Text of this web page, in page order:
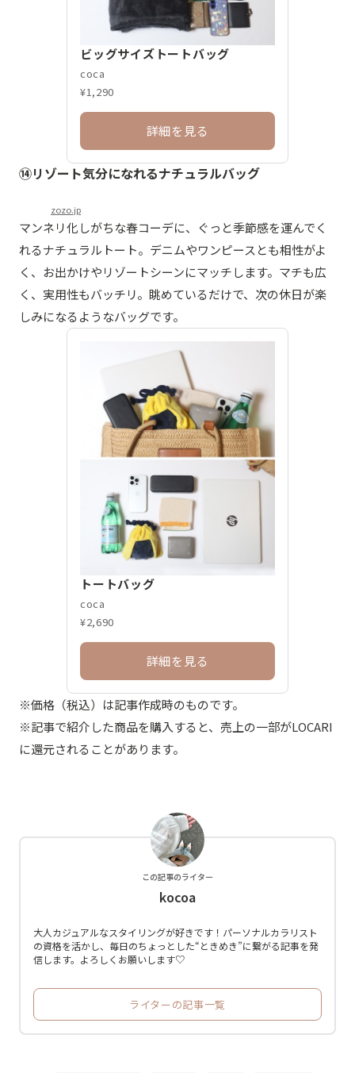
ビッグサイズトートバッグ
coca
¥1,290
詳細を見る
⑭リゾート気分になれるナチュラルバッグ
zozo.jp
マンネリ化しがちな春コーデに、ぐっと季節感を運んでく
れるナチュラルトート。デニムやワンピースとも相性がよ
く、お出かけやリゾートシーンにマッチします。マチも広
く、実用性もバッチリ。眺めているだけで、次の休日が楽
しみになるようなバッグです。
トートバッグ
coca
¥2,690
詳細を見る
※価格（税込）は記事作成時のものです。
※記事で紹介した商品を購入すると、売上の一部がLOCARI
に還元されることがあります。
この記事のライター
kocoa
大人カジュアルなスタイリングが好きです！パーソナルカラリスト
の資格を活かし、毎日のちょっとした“ときめき”に繋がる記事を発
信します。よろしくお願いします♡
ライターの記事一覧